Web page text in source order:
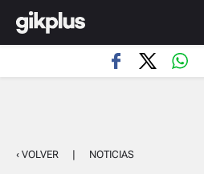
‹ VOLVER | NOTICIAS